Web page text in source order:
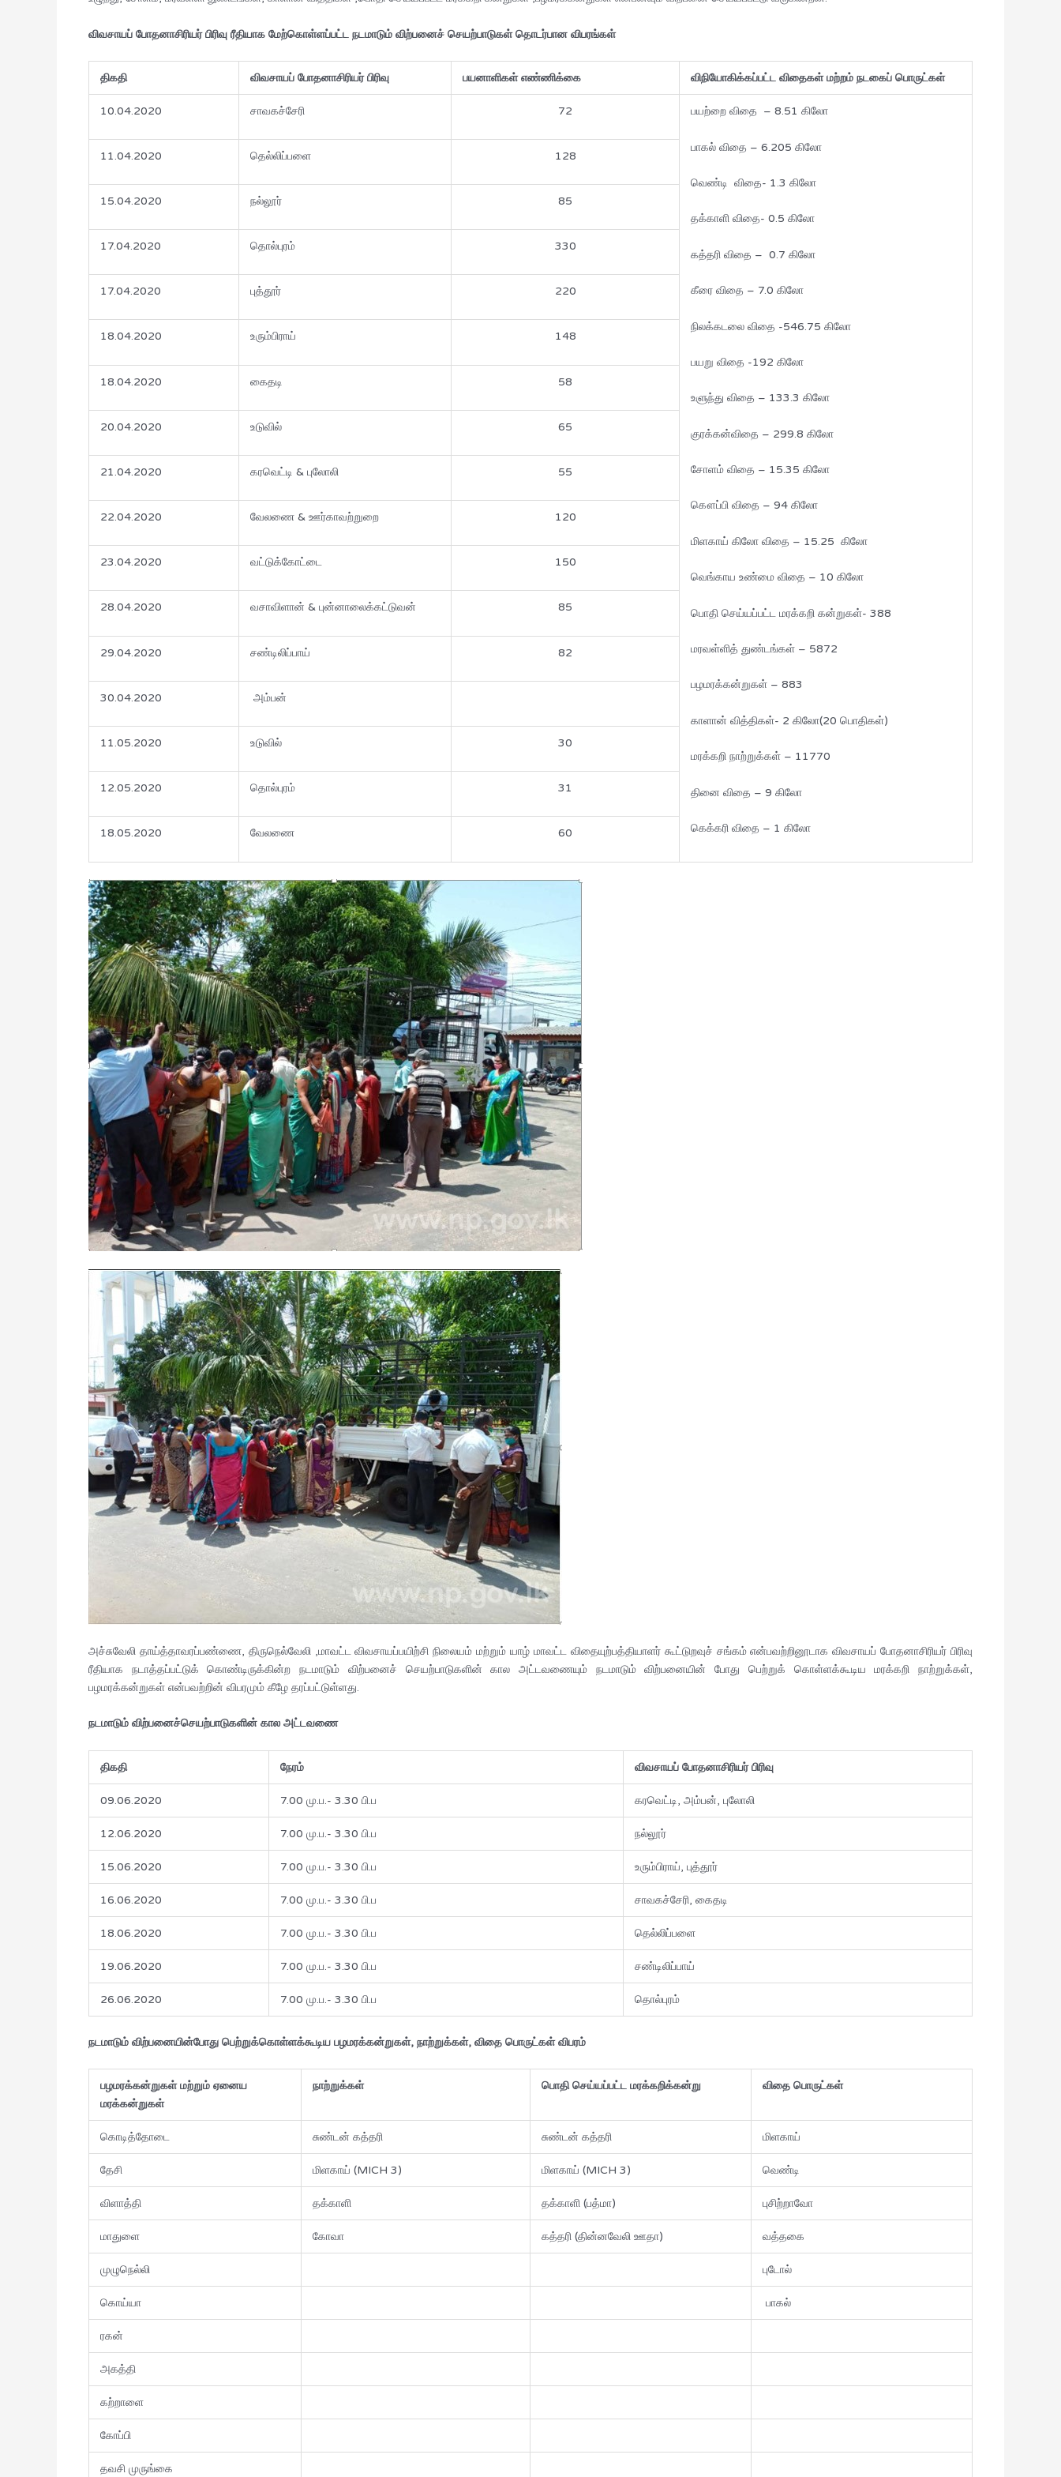
விவசாயப் போதனாசிரியர் பிரிவு ரீதியாக மேற்கொள்ளப்பட்ட நடமாடும் விற்பனைச் செயற்பாடுகள் தொடர்பான விபரங்கள்
திகதி விவசாயப் போதனாசிரியர் பிரிவு பயனாளிகள் எண்ணிக்கை விநியோகிக்கப்பட்ட விதைகள் மற்றம் நடகைப் பொருட்கள்
10.04.2020 சாவகச்சேரி 72 பயற்றை விதை – 8.51 கிலோ
பாகல் விதை – 6.205 கிலோ
வெண்டி விதை- 1.3 கிலோ
தக்காளி விதை- 0.5 கிலோ
கத்தரி விதை – 0.7 கிலோ
கீரை விதை – 7.0 கிலோ
நிலக்கடலை விதை -546.75 கிலோ
பயறு விதை -192 கிலோ
உளுந்து விதை – 133.3 கிலோ
குரக்கன்விதை – 299.8 கிலோ
சோளம் விதை – 15.35 கிலோ
கௌப்பி விதை – 94 கிலோ
மிளகாய் கிலோ விதை – 15.25 கிலோ
வெங்காய உண்மை விதை – 10 கிலோ
பொதி செய்யப்பட்ட மரக்கறி கன்றுகள்- 388
மரவள்ளித் துண்டங்கள் – 5872
பழமரக்கன்றுகள் – 883
காளான் வித்திகள்- 2 கிலோ(20 பொதிகள்)
மரக்கறி நாற்றுக்கள் – 11770
தினை விதை – 9 கிலோ
கெக்கரி விதை – 1 கிலோ
11.04.2020 தெல்லிப்பளை 128
15.04.2020 நல்லூர் 85
17.04.2020 தொல்புரம் 330
17.04.2020 புத்தூர் 220
18.04.2020 உரும்பிராய் 148
18.04.2020 கைதடி 58
20.04.2020 உடுவில் 65
21.04.2020 கரவெட்டி & புலோலி 55
22.04.2020 வேலணை & ஊர்காவற்றுறை 120
23.04.2020 வட்டுக்கோட்டை 150
28.04.2020 வசாவிளான் & புன்னாலைக்கட்டுவன் 85
29.04.2020 சண்டிலிப்பாய் 82
30.04.2020 அம்பன்
11.05.2020 உடுவில் 30
12.05.2020 தொல்புரம் 31
18.05.2020 வேலணை 60
அச்சுவேலி தாய்த்தாவரப்பண்ணை, திருநெல்வேலி ,மாவட்ட விவசாயப்பயிற்சி நிலையம் மற்றும் யாழ் மாவட்ட விதையுற்பத்தியாளர் கூட்டுறவுச் சங்கம் என்பவற்றினூடாக விவசாயப் போதனாசிரியர் பிரிவு
ரீதியாக நடாத்தப்பட்டுக் கொண்டிருக்கின்ற நடமாடும் விற்பனைச் செயற்பாடுகளின் கால அட்டவணையும் நடமாடும் விற்பனையின் போது பெற்றுக் கொள்ளக்கூடிய மரக்கறி நாற்றுக்கள்,
பழமரக்கன்றுகள் என்பவற்றின் விபரமும் கீழே தரப்பட்டுள்ளது.
நடமாடும் விற்பனைச்செயற்பாடுகளின் கால அட்டவணை
திகதி நேரம் விவசாயப் போதனாசிரியர் பிரிவு
09.06.2020 7.00 மு.ப.- 3.30 பி.ப கரவெட்டி, அம்பன், புலோலி
12.06.2020 7.00 மு.ப.- 3.30 பி.ப நல்லூர்
15.06.2020 7.00 மு.ப.- 3.30 பி.ப உரும்பிராய், புத்தூர்
16.06.2020 7.00 மு.ப.- 3.30 பி.ப சாவகச்சேரி, கைதடி
18.06.2020 7.00 மு.ப.- 3.30 பி.ப தெல்லிப்பளை
19.06.2020 7.00 மு.ப.- 3.30 பி.ப சண்டிலிப்பாய்
26.06.2020 7.00 மு.ப.- 3.30 பி.ப தொல்புரம்
நடமாடும் விற்பனையின்போது பெற்றுக்கொள்ளக்கூடிய பழமரக்கன்றுகள், நாற்றுக்கள், விதை பொருட்கள் விபரம்
பழமரக்கன்றுகள் மற்றும் ஏனைய
மரக்கன்றுகள்
நாற்றுக்கள் பொதி செய்யப்பட்ட மரக்கறிக்கன்று விதை பொருட்கள்
கொடித்தோடை சுண்டன் கத்தரி சுண்டன் கத்தரி மிளகாய்
தேசி மிளகாய் (MICH 3) மிளகாய் (MICH 3) வெண்டி
விளாத்தி தக்காளி தக்காளி (பத்மா) புசிற்றாவோ
மாதுளை கோவா கத்தரி (தின்னவேலி ஊதா) வத்தகை
முழுநெல்லி புடோல்
கொய்யா பாகல்
ரகன்
அகத்தி
கற்றாளை
கோப்பி
தவசி முருங்கை